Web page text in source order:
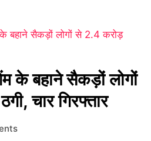
के बहाने सैकड़ों लोगों
चार गिरफ्तार